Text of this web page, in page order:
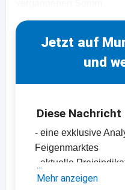
Jetzt auf
und
Diese
- eine exklusive
Feigenmarktes
- aktuelle
-Preischart für
Mehr anzeigen